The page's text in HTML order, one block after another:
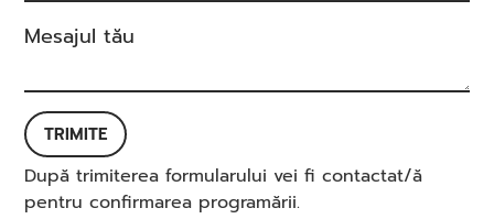
TRIMITE
După trimiterea formularului vei fi contactat/ă
pentru confirmarea programării.